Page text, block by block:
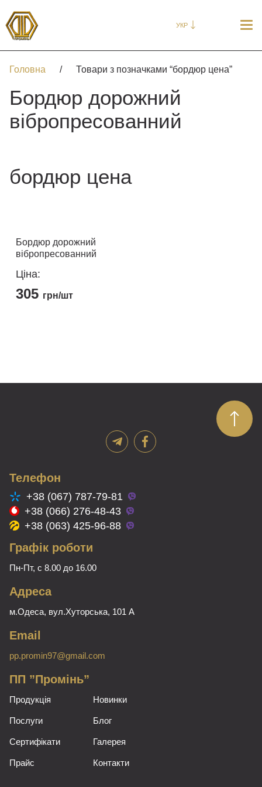
УКР
Головна / Товари з позначками “бордюр цена”
Бордюр дорожний
вібропресованний
бордюр цена
Бордюр дорожний
вібропресованний
Ціна:
305 грн/шт
Телефон
+38 (067) 787-79-81
+38 (066) 276-48-43
+38 (063) 425-96-88
Графік роботи
Пн-Пт, с 8.00 до 16.00
Адреса
м.Одеса, вул.Хуторська, 101 А
Email
pp.promin97@gmail.com
ПП ”Промінь”
Продукція
Послуги
Сертифікати
Прайс
Новинки
Блог
Галерея
Контакти